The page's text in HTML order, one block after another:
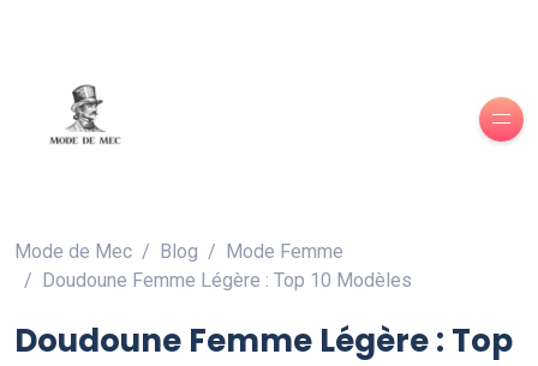
Mode de Mec Blog
Mode Femme
Doudoune Femme Légère : Top 10 Modèles
Doudoune Femme Légère : Top